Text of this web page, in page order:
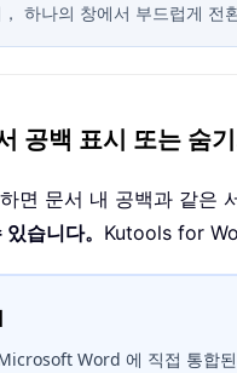
하나의 창에서 부드럽게 전
공백 표시 또는 숨
면 문서 내 공백과 같은
습니다。 Kutools for
Word 에 직접 통합